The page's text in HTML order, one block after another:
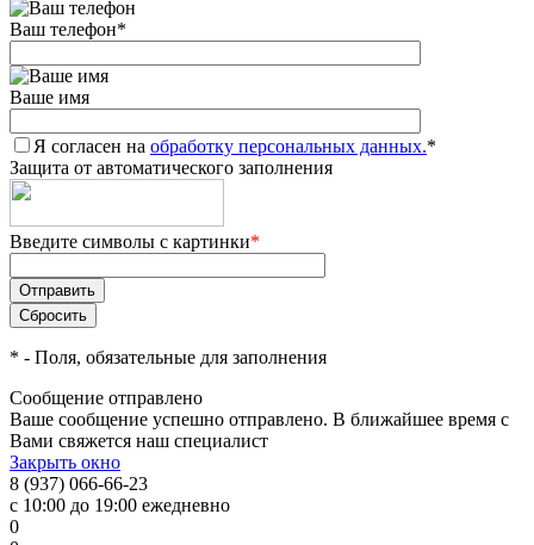
Ваш телефон*
Ваше имя
Я согласен на обработку персональных данных.*
Защита от автоматического заполнения
Введите символы с картинки*
* - Поля, обязательные для заполнения
Сообщение отправлено
Ваше сообщение успешно отправлено. В ближайшее время с
Вами свяжется наш специалист
Закрыть окно
8 (937) 066-66-23
с 10:00 до 19:00 ежедневно
0